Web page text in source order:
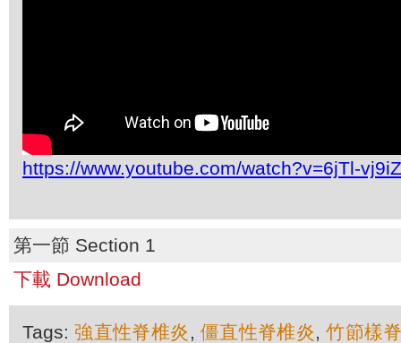
https://www.youtube.com/watch?v=6jTl-
第一節 Section 1
下載 Download
Tags:強直性脊椎炎 , 僵直性脊椎炎,竹節樣